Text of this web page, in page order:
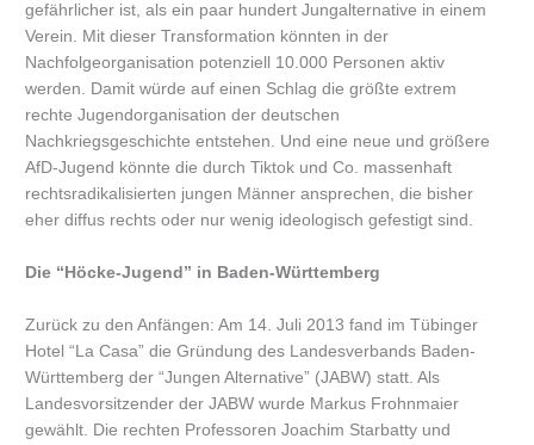
gefährlicher ist, als ein paar hundert Jungalternative in einem
Verein. Mit dieser Transformation könnten in der
Nachfolgeorganisation potenziell 10.000 Personen aktiv
werden. Damit würde auf einen Schlag die größte extrem
rechte Jugendorganisation der deutschen
Nachkriegsgeschichte entstehen. Und eine neue und größere
AfD-Jugend könnte die durch Tiktok und Co. massenhaft
rechtsradikalisierten jungen Männer ansprechen, die bisher
eher diffus rechts oder nur wenig ideologisch gefestigt sind.
Die “Höcke-Jugend” in Baden-Württemberg
Zurück zu den Anfängen: Am 14. Juli 2013 fand im Tübinger
Hotel “La Casa” die Gründung des Landesverbands Baden-
Württemberg der “Jungen Alternative” (JABW) statt. Als
Landesvorsitzender der JABW wurde Markus Frohnmaier
gewählt. Die rechten Professoren Joachim Starbatty und